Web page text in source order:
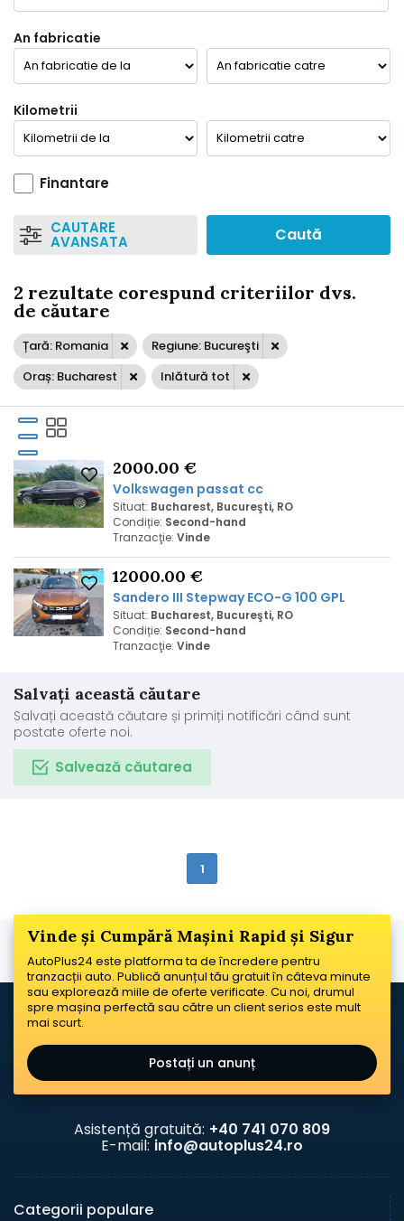
An fabricatie
Kilometrii
Finantare
CAUTARE
AVANSATA Caută
2 rezultate corespund criteriilor dvs.
de căutare
Țară: Romania
Regiune: Bucureşti
Oraș: Bucharest
Inlătură tot
2000.00 €
Volkswagen passat cc
Situat: Bucharest, Bucureşti, RO
Condiție: Second-hand
Tranzacţie: Vinde
12000.00 €
Sandero III Stepway ECO-G 100 GPL
Situat: Bucharest, Bucureşti, RO
Condiție: Second-hand
Tranzacţie: Vinde
Salvați această căutare
Salvați această căutare și primiți notificări când sunt
postate oferte noi.
Salvează căutarea
1
Vinde și Cumpără Mașini Rapid și Sigur
AutoPlus24 este platforma ta de încredere pentru
tranzacții auto. Publică anunțul tău gratuit în câteva minute
sau explorează miile de oferte verificate. Cu noi, drumul
spre mașina perfectă sau către un client serios este mult
mai scurt.
Postați un anunț
Asistență gratuită: +40 741 070 809
E-mail: info@autoplus24.ro
Categorii populare